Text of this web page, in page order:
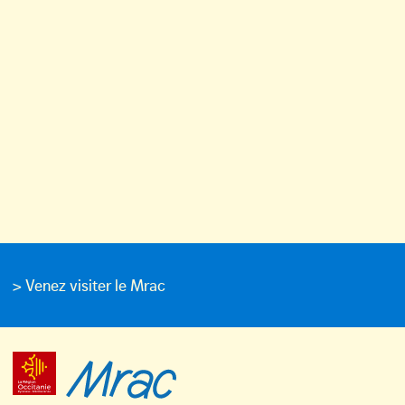
> Venez visiter le Mrac